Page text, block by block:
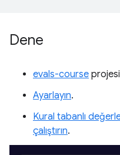
Dene
evals-course
Ayarlayın.
Kural tabanlı
çalıştırın.